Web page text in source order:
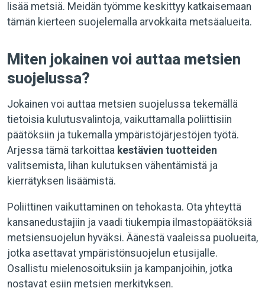
lisää metsiä. Meidän työmme keskittyy katkaisemaan
tämän kierteen suojelemalla arvokkaita metsäalueita.
Miten jokainen voi auttaa metsien
suojelussa?
Jokainen voi auttaa metsien suojelussa tekemällä
tietoisia kulutusvalintoja, vaikuttamalla poliittisiin
päätöksiin ja tukemalla ympäristöjärjestöjen työtä.
Arjessa tämä tarkoittaa kestävien tuotteiden
valitsemista, lihan kulutuksen vähentämistä ja
kierrätyksen lisäämistä.
Poliittinen vaikuttaminen on tehokasta. Ota yhteyttä
kansanedustajiin ja vaadi tiukempia ilmastopäätöksiä
metsiensuojelun hyväksi. Äänestä vaaleissa puolueita,
jotka asettavat ympäristönsuojelun etusijalle.
Osallistu mielenosoituksiin ja kampanjoihin, jotka
nostavat esiin metsien merkityksen.